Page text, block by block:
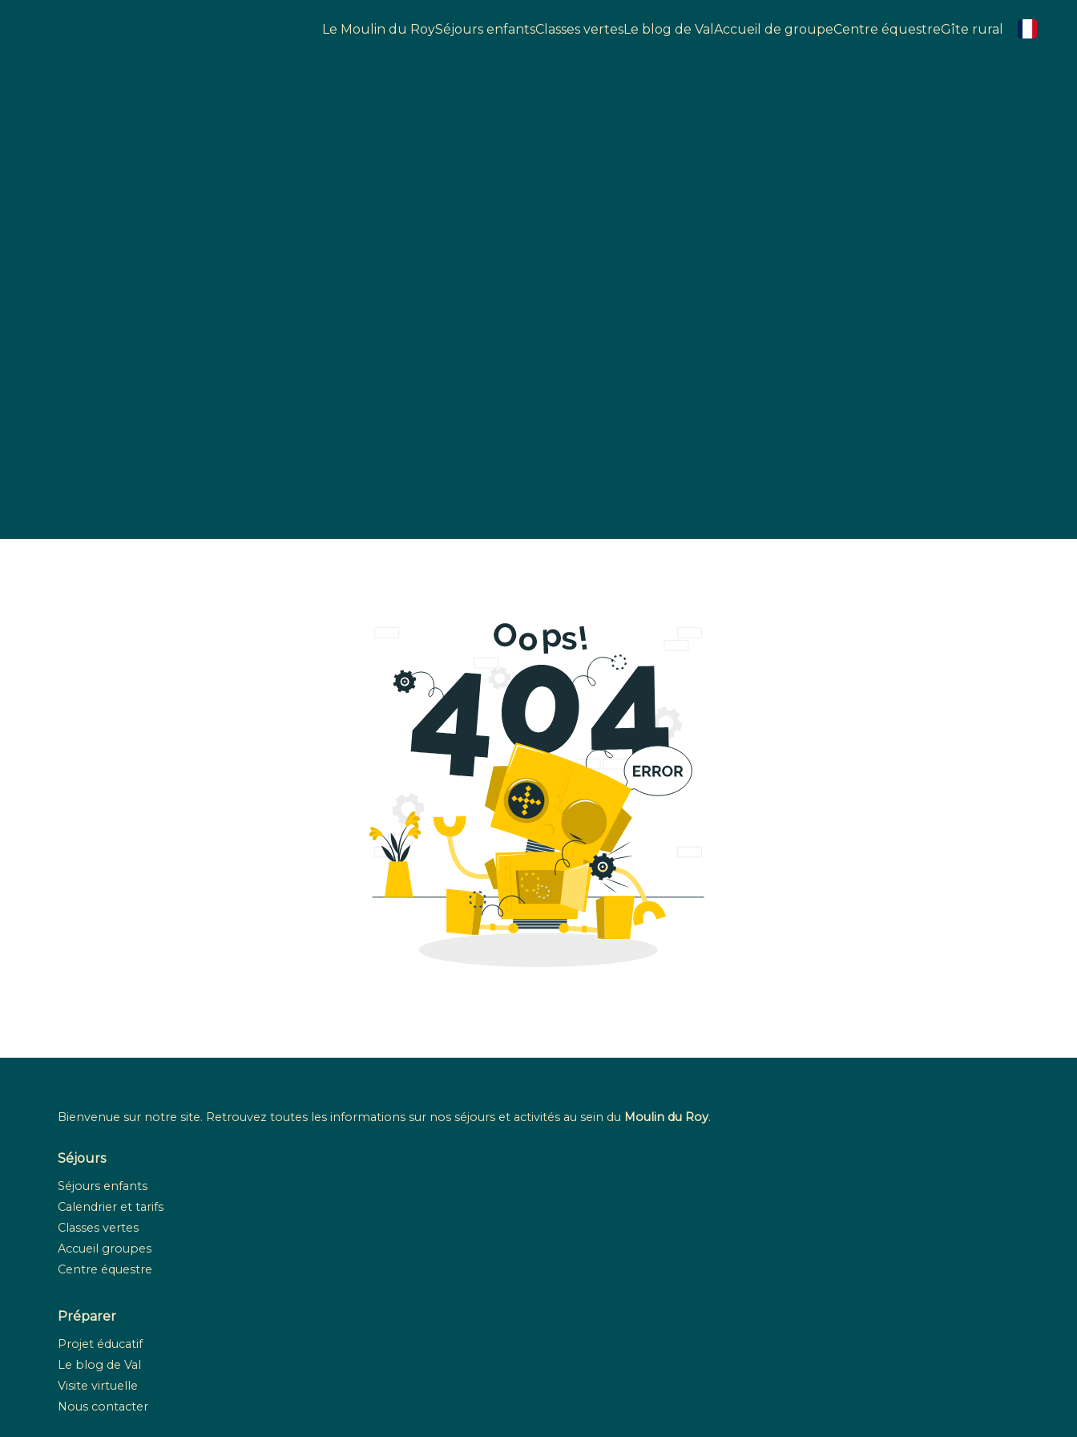
Le Moulin du RoySéjours enfantsClasses vertesLe blog de Val Accueil de groupeCentre équestreGîte rural
Bienvenue sur notre site. Retrouvez toutes les informations sur nos séjours et activités au sein du Moulin du Roy.
Séjours
Séjours enfants
Calendrier et tarifs
Classes vertes
Accueil groupes
Centre équestre
Préparer
Projet éducatif
Le blog de Val
Visite virtuelle
Nous contacter